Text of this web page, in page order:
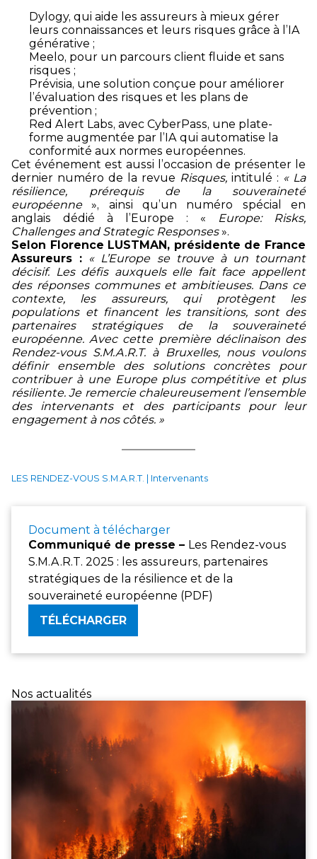
Dylogy, qui aide les assureurs à mieux gérer
leurs connaissances et leurs risques grâce à l’IA
générative ;
Meelo, pour un parcours client fluide et sans
risques ;
Prévisia, une solution conçue pour améliorer
l’évaluation des risques et les plans de
prévention ;
Red Alert Labs, avec CyberPass, une plate-
forme augmentée par l’IA qui automatise la
conformité aux normes européennes.
Cet événement est aussi l’occasion de présenter le
dernier numéro de la revue Risques, intitulé : « La
résilience, prérequis de la souveraineté
européenne», ainsi qu’un numéro spécial en
anglais dédié à l’Europe : «
Europe: Risks,
Challenges and Strategic Responses».
Selon Florence LUSTMAN, présidente de France
Assureurs : « L’Europe se trouve à un tournant
décisif. Les défis auxquels elle fait face appellent
des réponses communes et ambitieuses. Dans ce
contexte, les assureurs, qui protègent les
populations et financent les transitions, sont des
partenaires stratégiques de la souveraineté
européenne. Avec cette première déclinaison des
Rendez-vous S.M.A.R.T. à Bruxelles, nous voulons
définir ensemble des solutions concrètes pour
contribuer à une Europe plus compétitive et plus
résiliente. Je remercie chaleureusement l’ensemble
des intervenants et des participants pour leur
engagement à nos côtés. »
LES RENDEZ-VOUS S.M.A.R.T. | Intervenants
Document à télécharger
Communiqué de presse – Les Rendez-vous
S.M.A.R.T. 2025 : les assureurs, partenaires
stratégiques de la résilience et de la
souveraineté européenne (PDF)
TÉLÉCHARGER
Nos actualités